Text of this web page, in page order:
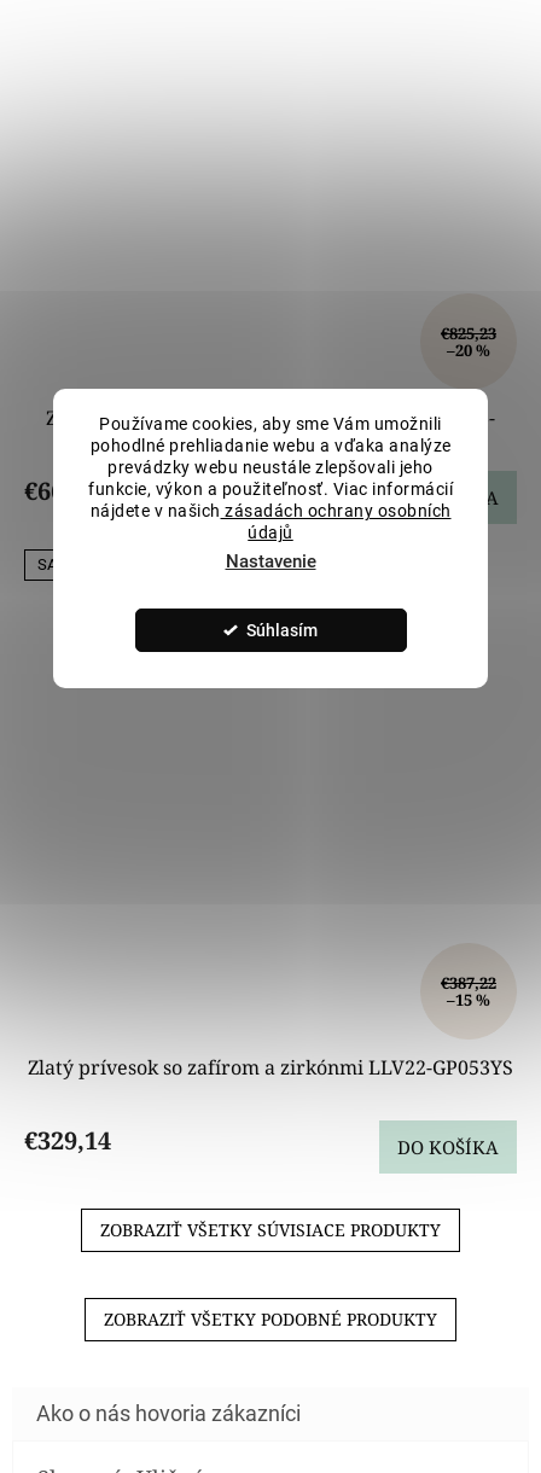
Používame cookies, aby sme Vám umožnili
pohodlné prehliadanie webu a vďaka analýze
prevádzky webu neustále zlepšovali jeho
funkcie, výkon a použiteľnosť. Viac informácií
nájdete v našich zásadách ochrany osobních
údajů
Nastavenie
Súhlasím
€825,23
–20 %
Zlatý prívesok kotva s čiernou keramikou LLV36-
GP008
€660,18 DO KOŠÍKA
SALECODE:LILI5:5:%
€387,22
–15 %
Zlatý prívesok so zafírom a zirkónmi LLV22-GP053YS
€329,14 DO KOŠÍKA
ZOBRAZIŤ VŠETKY SÚVISIACE PRODUKTY
ZOBRAZIŤ VŠETKY PODOBNÉ PRODUKTY